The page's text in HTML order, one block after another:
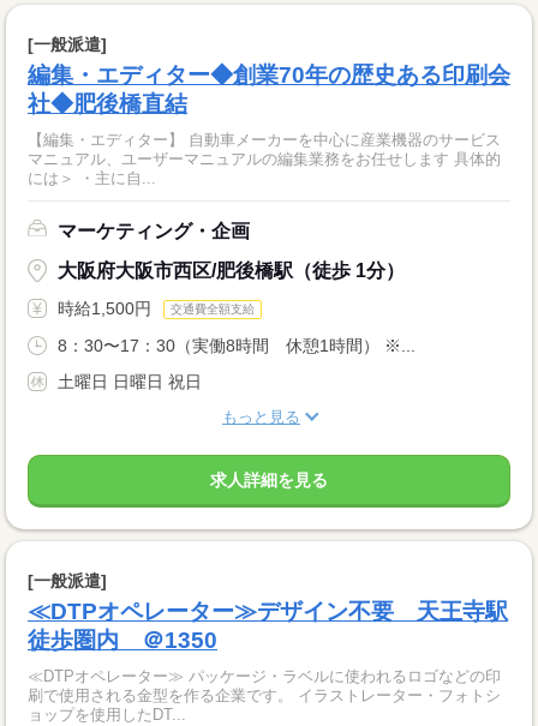
[一般派遣]
編集・エディター◆創業70年の歴史ある印刷会
社◆肥後橋直結
【編集・エディター】 自動車メーカーを中心に産業機器のサービス
マニュアル、ユーザーマニュアルの編集業務をお任せします 具体的
には＞ ・主に自...
マーケティング・企画
大阪府大阪市西区/肥後橋駅（徒歩 1分）
時給1,500円 交通費全額支給
8：30〜17：30（実働8時間 休憩1時間） ※...
土曜日 日曜日 祝日
もっと見る
求人詳細を見る
[一般派遣]
≪DTPオペレーター≫デザイン不要 天王寺駅
徒歩圏内 ＠1350
≪DTPオペレーター≫ パッケージ・ラベルに使われるロゴなどの印
刷で使用される金型を作る企業です。 イラストレーター・フォトシ
ョップを使用したDT...